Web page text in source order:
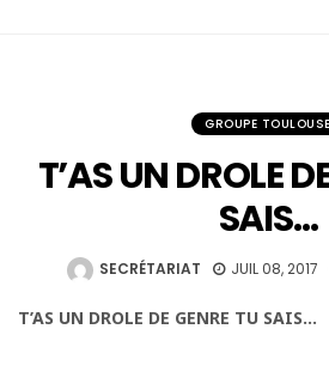
GROUPE TOULOUSE
T’AS UN DROLE
SAIS…
SECRÉTARIAT JUIL 08, 2017
T’AS UN DROLE DE GENRE TU SAIS…